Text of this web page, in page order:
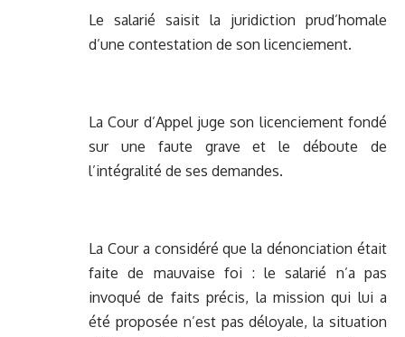
Le salarié saisit la juridiction prud’homale
d’une contestation de son licenciement.
La Cour d’Appel juge son licenciement fondé
sur une faute grave et le déboute de
l’intégralité de ses demandes.
La Cour a considéré que la dénonciation était
faite de mauvaise foi : le salarié n’a pas
invoqué de faits précis, la mission qui lui a
été proposée n’est pas déloyale, la situation